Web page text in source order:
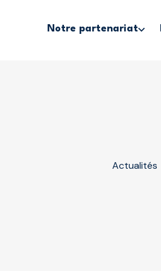
Notre partenariat
Actualités